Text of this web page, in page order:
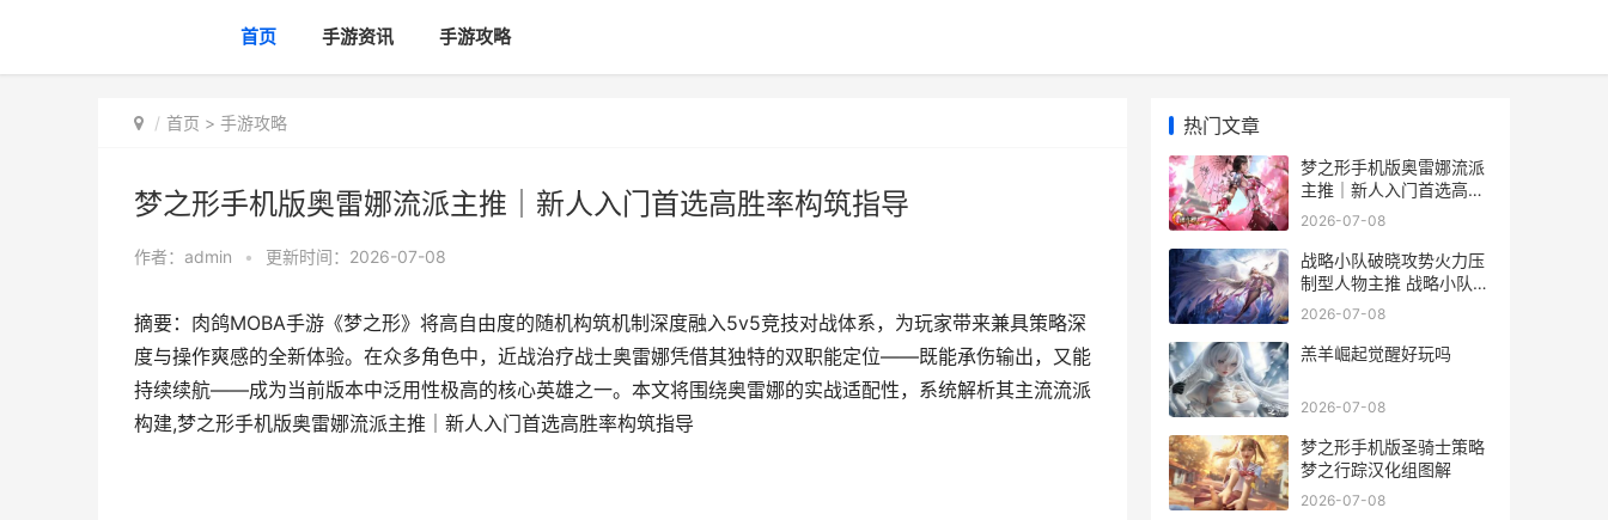
首页 手游资讯 手游攻略
首页 > 手游攻略
梦之形手机版奥雷娜流派主推｜新人入门首选高胜率构筑指导
作者： admin • 更新时间：2026-07-08
摘要：肉鸽MOBA手游《梦之形》将高自由度的随机构筑机制深度融入5v5竞技对战体系，为玩家带来兼具策略深
度与操作爽感的全新体验。在众多角色中，近战治疗战士奥雷娜凭借其独特的双职能定位——既能承伤输出，又能
持续续航——成为当前版本中泛用性极高的核心英雄之一。本文将围绕奥雷娜的实战适配性，系统解析其主流流派
构建,梦之形手机版奥雷娜流派主推｜新人入门首选高胜率构筑指导
热门文章
梦之形手机版奥雷娜流派
主推｜新人入门首选高胜
率构筑指导
2026-07-08
战略小队破晓攻势火力压
制型人物主推 战略小队和
战术小队
2026-07-08
羔羊崛起觉醒好玩吗
2026-07-08
梦之形手机版圣骑士策略
梦之行踪汉化组图解
2026-07-08